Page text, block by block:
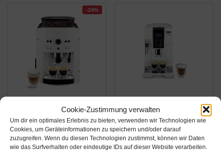
Cookie-Zustimmung verwalten
Um dir ein optimales Erlebnis zu bieten, verwenden wir Technologien wie
Cookies, um Geräteinformationen zu speichern und/oder darauf
zuzugreifen. Wenn du diesen Technologien zustimmst, können wir Daten
wie das Surfverhalten oder eindeutige IDs auf dieser Website verarbeiten.
-24%
299,98€399,00€
Krups EA8105
449,00€
De'Longhi DINAMICA